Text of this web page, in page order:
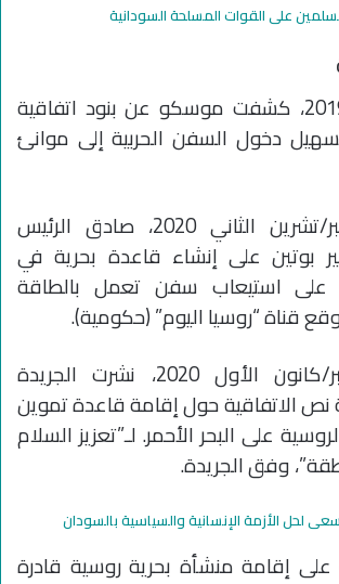
على القوات المسلحة السودانية
وفي مايو/أيار 2019، كشفت موسكو عن بنود اتفاقية
دخول السفن الحربية إلى موانئ
وفي 16 نوفمبر/تشرين الثاني 2020، صادق الرئيس
بوتين على إنشاء قاعدة بحرية في
على استيعاب سفن تعمل بالطاقة
قناة “روسيا اليوم” (حكومية).
وفي 9 ديسمبر/كانون الأول 2020، نشرت الجريدة
نص الاتفاقية حول إقامة قاعدة تموين
على البحر الأحمر. لـ”تعزيز السلام
وفق الجريدة.
لحل الأزمة الإنسانية والسياسية بالسودان
على إقامة منشأة بحرية روسية قادرة